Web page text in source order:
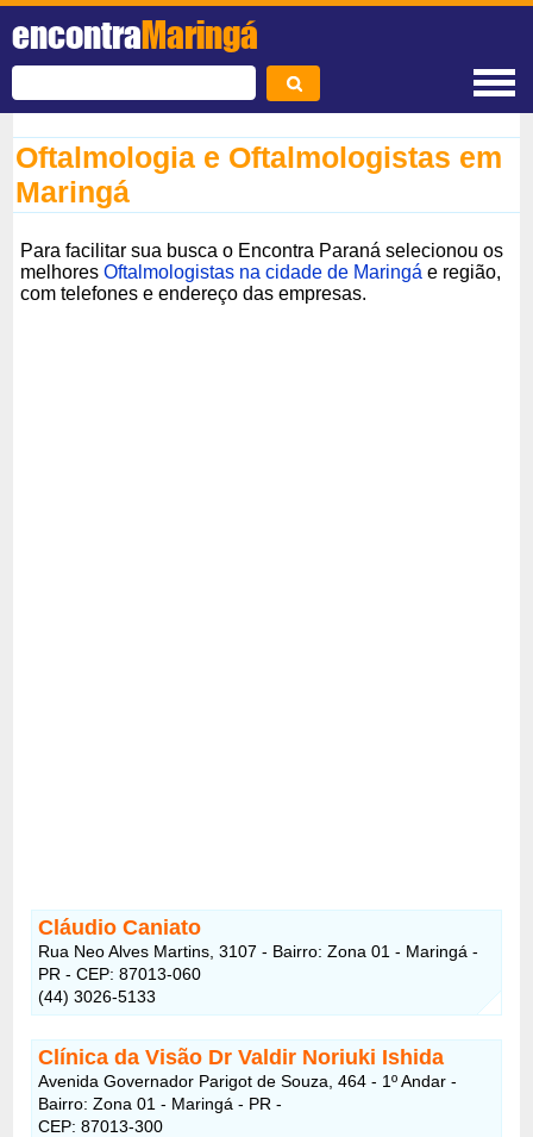
encontraMaringá
Oftalmologia e Oftalmologistas em
Maringá
Para facilitar sua busca o Encontra Paraná selecionou os
melhoresOftalmologistas na cidade de Maringá e região,
com telefones e endereço das empresas.
Cláudio Caniato
Rua Neo Alves Martins, 3107 - Bairro: Zona 01 - Maringá -
PR - CEP: 87013-060
(44) 3026-5133
Clínica da Visão Dr Valdir Noriuki Ishida
Avenida Governador Parigot de Souza, 464 - 1º Andar -
Bairro: Zona 01 - Maringá - PR -
CEP: 87013-300